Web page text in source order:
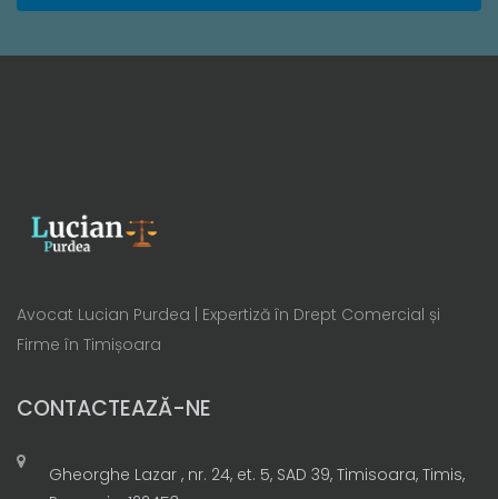
Avocat Lucian Purdea | Expertiză în Drept Comercial și
Firme în Timișoara
CONTACTEAZĂ-NE
Gheorghe Lazar , nr. 24, et. 5, SAD 39, Timisoara, Timis,